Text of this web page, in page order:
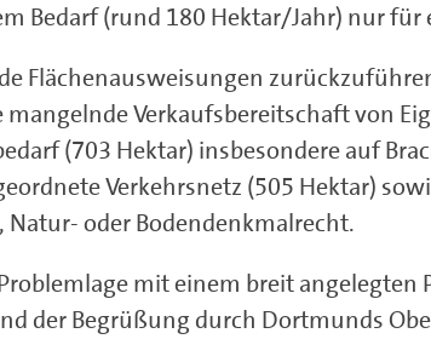
Bedarf (rund 180 Hektar/Jahr) nur für
Flächenausweisungen
Verkaufsbereitschaft von
(703 Hektar) insbesondere auf
Verkehrsnetz (505 Hektar)
Natur- oder Bodendenkmalrecht.
mit einem breit
der Begrüßung durch Dortmunds